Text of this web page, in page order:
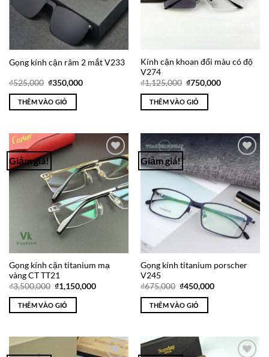
Gọng kính cận râm 2 mắt V233
₫525,000 Giá
là:
₫525,000.
₫350,000Giá
THÊM VÀO GIỎ
Kính cận khoan đổi màu có độ
V274
₫1,125,000 Giá
là:
₫1,125,000.
₫750,000Giá
THÊM VÀO GIỎ
Giảm giá!
Add to
Wishlist
Gọng kính cận titanium mạ
vàng CT TT21
₫3,500,000 Giá
gốc
là:
₫3,500,000.
₫1,150,000Giá
THÊM VÀO GIỎ
Giảm giá!
Add to
Wishlist
Gọng kính titanium porscher
V245
₫675,000 Giá
là:
₫675,000.
₫450,000Giá
THÊM VÀO GIỎ